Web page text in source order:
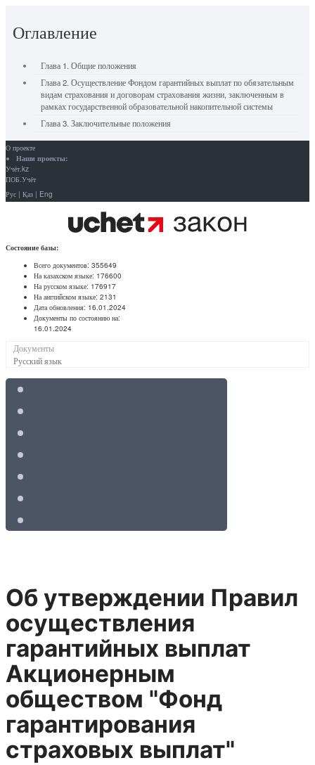
Оглавление
Глава 1. Общие положения
Глава 2. Осуществление Фондом гарантийных выплат по обязательным
видам страхования и договорам страхования жизни, заключенным в
рамках государственной образовательной накопительной системы
Глава 3. Заключительные положения
О проекте
Наши проекты:
Учёт.kz
ПОБ.Учёт
Рус | Қаз | Eng
Состояние базы:
Всего документов: 355649
На казахском языке: 176600
На русском языке: 176917
На английском языке: 2131
Дата обновления: 16.01.2024
Документы по состоянию на:
16.01.2024
Документы
Русский язык
Об утверждении Правил
осуществления
гарантийных выплат
Акционерным
обществом "Фонд
гарантирования
страховых выплат"